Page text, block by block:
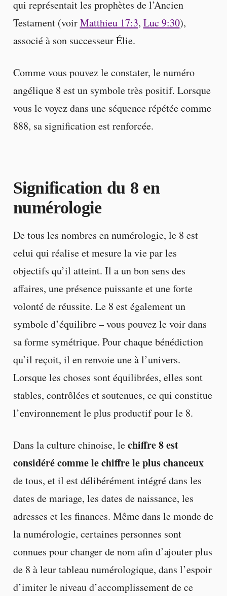
qui représentait les prophètes de l’Ancien
Testament (voirMatthieu 17:3, Luc 9:30),
associé à son successeur Élie.
Comme vous pouvez le constater, le numéro
angélique 8 est un symbole très positif. Lorsque
vous le voyez dans une séquence répétée comme
888, sa signification est renforcée.
Signification du 8 en
numérologie
De tous les nombres en numérologie, le 8 est
celui qui réalise et mesure la vie par les
objectifs qu’il atteint. Il a un bon sens des
affaires, une présence puissante et une forte
volonté de réussite. Le 8 est également un
symbole d’équilibre – vous pouvez le voir dans
sa forme symétrique. Pour chaque bénédiction
qu’il reçoit, il en renvoie une à l’univers.
Lorsque les choses sont équilibrées, elles sont
stables, contrôlées et soutenues, ce qui constitue
l’environnement le plus productif pour le 8.
Dans la culture chinoise, lechiffre 8 est
considéré comme le chiffre le plus chanceux
de tous, et il est délibérément intégré dans les
dates de mariage, les dates de naissance, les
adresses et les finances. Même dans le monde de
la numérologie, certaines personnes sont
connues pour changer de nom afin d’ajouter plus
de 8 à leur tableau numérologique, dans l’espoir
d’imiter le niveau d’accomplissement de ce